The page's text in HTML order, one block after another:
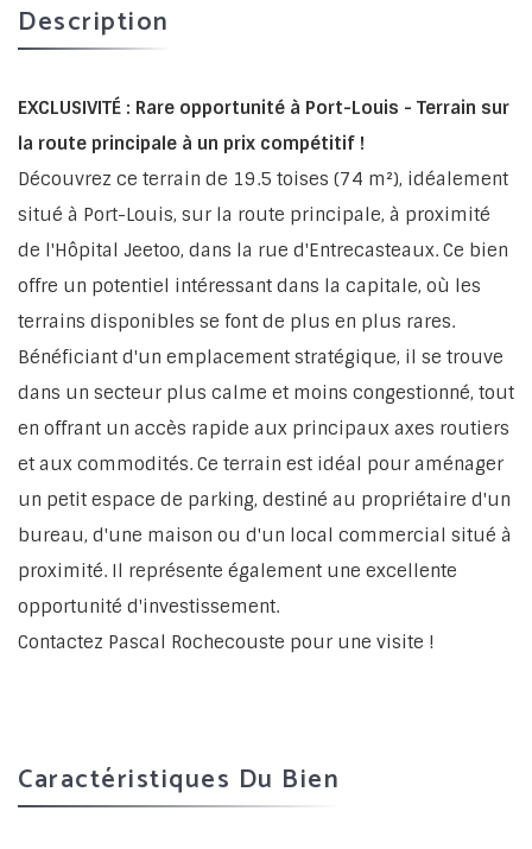
Description
EXCLUSIVITÉ : Rare opportunité à Port-Louis - Terrain sur
la route principale à un prix compétitif !
Découvrez ce terrain de 19.5 toises (74 m²), idéalement
situé à Port-Louis, sur la route principale, à proximité
de l'Hôpital Jeetoo, dans la rue d'Entrecasteaux. Ce bien
offre un potentiel intéressant dans la capitale, où les
terrains disponibles se font de plus en plus rares.
Bénéficiant d'un emplacement stratégique, il se trouve
dans un secteur plus calme et moins congestionné, tout
en offrant un accès rapide aux principaux axes routiers
et aux commodités. Ce terrain est idéal pour aménager
un petit espace de parking, destiné au propriétaire d'un
bureau, d'une maison ou d'un local commercial situé à
proximité. Il représente également une excellente
opportunité d'investissement.
Contactez Pascal Rochecouste pour une visite !
Caractéristiques Du Bien